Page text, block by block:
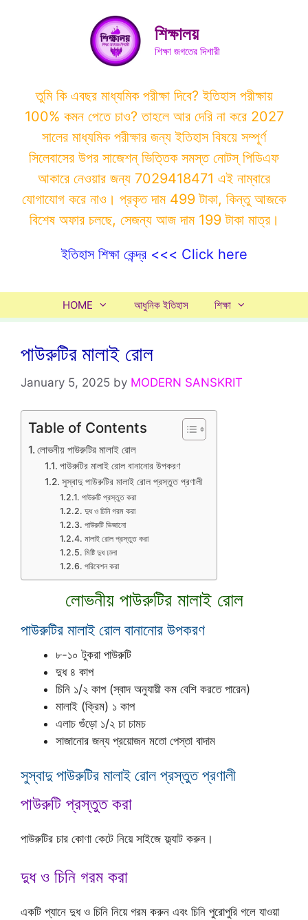
শিক্ষালয়
শিক্ষা জগতের দিশারী
তুমি কি এবছর মাধ্যমিক পরীক্ষা দিবে? ইতিহাস পরীক্ষায়
100% কমন পেতে চাও? তাহলে আর দেরি না করে 2027
সালের মাধ্যমিক পরীক্ষার জন্য ইতিহাস বিষয়ে সম্পূর্ণ
সিলেবাসের উপর সাজেশন্ ভিত্তিক সমস্ত নোটস্ পিডিএফ
আকারে নেওয়ার জন্য 7029418471 এই নাম্বারে
যোগাযোগ করে নাও। প্রকৃত দাম 499 টাকা, কিন্তু আজকে
বিশেষ অফার চলছে, সেজন্য আজ দাম 199 টাকা মাত্র।
ইতিহাস শিক্ষা কেন্দ্র <<< Click here
HOME আধুনিক ইতিহাস শিক্ষা
পাউরুটির মালাই রোল
January 5, 2025 by MODERN SANSKRIT
Table of Contents
লোভনীয় পাউরুটির মালাই রোল
পাউরুটির মালাই রোল বানানোর উপকরণ
সুস্বাদু পাউরুটির মালাই রোল প্রস্তুত প্রণালী
পাউরুটি প্রস্তুত করা
দুধ ও চিনি গরম করা
পাউরুটি ভিজানো
মালাই রোল প্রস্তুত করা
মিষ্টি দুধ ঢালা
পরিবেশন করা
লোভনীয় পাউরুটির মালাই রোল
পাউরুটির মালাই রোল বানানোর উপকরণ
৮-১০ টুকরা পাউরুটি
দুধ ৪ কাপ
চিনি ১/২ কাপ (স্বাদ অনুযায়ী কম বেশি করতে পারেন)
মালাই (ক্রিম) ১ কাপ
এলাচ গুঁড়ো ১/২ চা চামচ
সাজানোর জন্য প্রয়োজন মতো পেস্তা বাদাম
সুস্বাদু পাউরুটির মালাই রোল প্রস্তুত প্রণালী
পাউরুটি প্রস্তুত করা
পাউরুটির চার কোণা কেটে নিয়ে সাইজে ফ্ল্যাট করুন।
দুধ ও চিনি গরম করা
একটি প্যানে দুধ ও চিনি নিয়ে গরম করুন এবং চিনি পুরোপুরি গলে যাওয়া